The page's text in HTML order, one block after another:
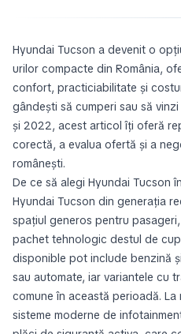
Hyundai Tucson a devenit o
urilor compacte din România,
confort, practiciabilitate și
gândești să cumperi sau să
și 2022, acest articol îți oferă
corectă, a evalua ofertă și a
românești.
De ce să alegi Hyundai Tucson
Hyundai Tucson din generația
spațiul generos pentru
pachet tehnologic destul de
disponible pot include benzină
sau automate, iar variantele cu
comune în această perioadă.
sisteme moderne de